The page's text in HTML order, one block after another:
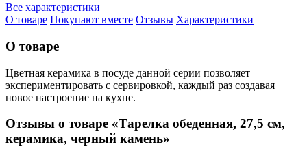
Все характеристики
О товаре Покупают вместе Отзывы Характеристики
О товаре
Цветная керамика в посуде данной серии позволяет
экспериментировать с сервировкой, каждый раз создавая
новое настроение на кухне.
Отзывы о товаре «Тарелка обеденная, 27,5 см,
керамика, черный камень»